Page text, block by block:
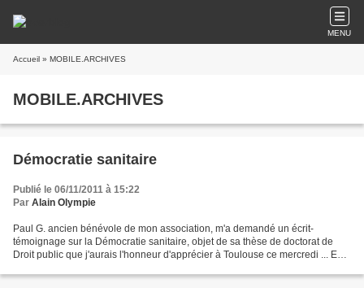
MENU
Accueil » MOBILE.ARCHIVES
MOBILE.ARCHIVES
Démocratie sanitaire
Publié le 06/11/2011 à 15:22
Par Alain Olympie
Paul G. ancien bénévole de mon association, m'a demandé un écrit-
témoignage sur la Démocratie sanitaire, objet de sa thèse de doctorat de
Droit public que j'aurais l'honneur d'apprécier à Toulouse ce mercredi ... En